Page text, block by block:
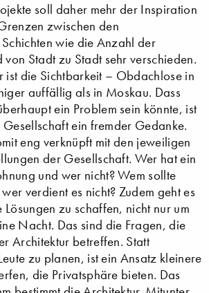
soll daher mehr der Inspiration
zwischen den
wie die Anzahl der
Stadt zu Stadt sehr verschieden.
ist die Sichtbarkeit – Obdachlose in
auffällig als in Moskau. Dass
ein Problem sein könnte, ist
ein fremder Gedanke.
eng verknüpft mit den jeweiligen
der Gesellschaft. Wer hat ein
und wer nicht? Wem sollte
verdient es nicht? Zudem geht es
zu schaffen, nicht nur um
Nacht. Das sind die Fragen, die
Architektur betreffen. Statt
zu planen, ist ein Ansatz kleinere
die Privatsphäre bieten. Das